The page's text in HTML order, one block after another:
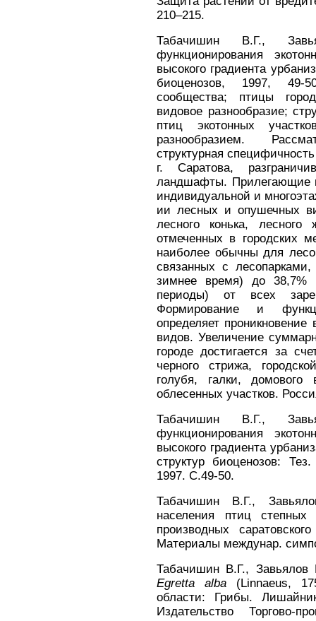
210–215.
Табачишин В.Г.,
функционирования
высокого градиента
биоценозов, 1997, 49-
сообщества; птицы
видовое разнообразие;
птиц экотонных
разнообразием.
структурная
г. Саратова,
ландшафты. Прилегающие
индивидуальной и
ии лесных и опушечных
лесного конька,
отмеченных в городских
наиболее обычны для
связанных с
зимнее время) до 38,7%
периоды) от всех
Формирование и
определяет
видов. Увеличение
городе достигается за
черного стрижа,
голубя, галки,
облесенных участков.
Табачишин В.Г.,
функционирования
высокого градиента
структур биоценозов:
1997. С.49-50.
Табачишин В.Г.,
населения птиц
производных
Материалы междунар.
Табачишин В.Г.,
Egretta alba (Linnaeus,
области: Грибы.
Издательство Торгово-